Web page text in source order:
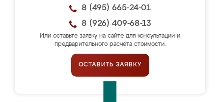
8 (495) 665-24-01
8 (926) 409-68-13
Или оставьте заявку на сайте для консультации и
предварительного расчёта стоимости.
ОСТАВИТЬ ЗАЯВКУ